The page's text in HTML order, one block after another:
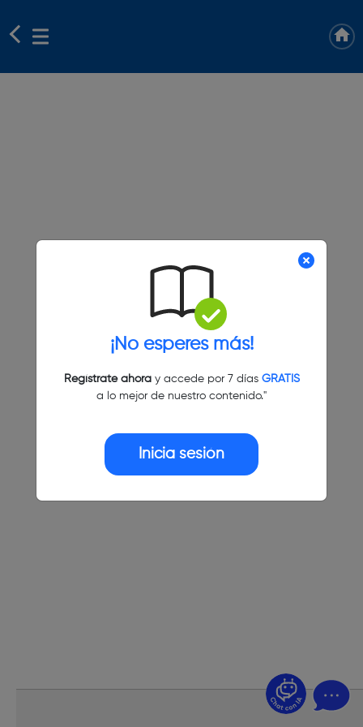
¡No esperes más!
Regístrate ahoray accede por 7 días GRATIS
a lo mejor de nuestro contenido."
Inicia sesión